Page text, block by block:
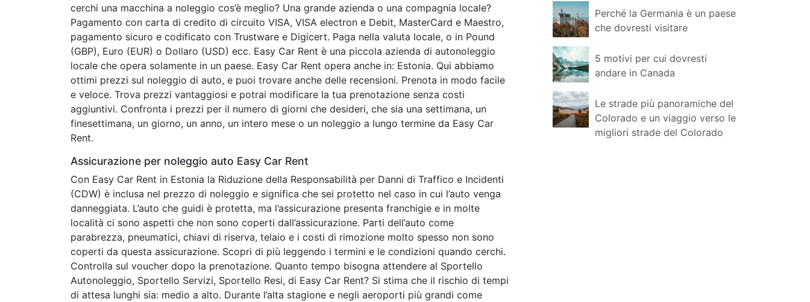
cerchi una macchina a noleggio cos’è meglio? Una grande azienda o una compagnia locale?
Pagamento con carta di credito di circuito VISA, VISA electron e Debit, MasterCard e Maestro,
pagamento sicuro e codificato con Trustware e Digicert. Paga nella valuta locale, o in Pound
(GBP), Euro (EUR) o Dollaro (USD) ecc. Easy Car Rent è una piccola azienda di autonoleggio
locale che opera solamente in un paese. Easy Car Rent opera anche in: Estonia. Qui abbiamo
ottimi prezzi sul noleggio di auto, e puoi trovare anche delle recensioni. Prenota in modo facile
e veloce. Trova prezzi vantaggiosi e potrai modificare la tua prenotazione senza costi
aggiuntivi. Confronta i prezzi per il numero di giorni che desideri, che sia una settimana, un
finesettimana, un giorno, un anno, un intero mese o un noleggio a lungo termine da Easy Car
Rent.
Assicurazione per noleggio auto Easy Car Rent
Con Easy Car Rent in Estonia la Riduzione della Responsabilità per Danni di Traffico e Incidenti
(CDW) è inclusa nel prezzo di noleggio e significa che sei protetto nel caso in cui l’auto venga
danneggiata. L’auto che guidi è protetta, ma l’assicurazione presenta franchigie e in molte
località ci sono aspetti che non sono coperti dall’assicurazione. Parti dell’auto come
parabrezza, pneumatici, chiavi di riserva, telaio e i costi di rimozione molto spesso non sono
coperti da questa assicurazione. Scopri di più leggendo i termini e le condizioni quando cerchi.
Controlla sul voucher dopo la prenotazione. Quanto tempo bisogna attendere al Sportello
Autonoleggio, Sportello Servizi, Sportello Resi, di Easy Car Rent? Si stima che il rischio di tempi
di attesa lunghi sia: medio a alto. Durante l’alta stagione e negli aeroporti più grandi come
Perché la Germania è un paese
che dovresti visitare
5 motivi per cui dovresti
andare in Canada
Le strade più panoramiche del
Colorado e un viaggio verso le
migliori strade del Colorado